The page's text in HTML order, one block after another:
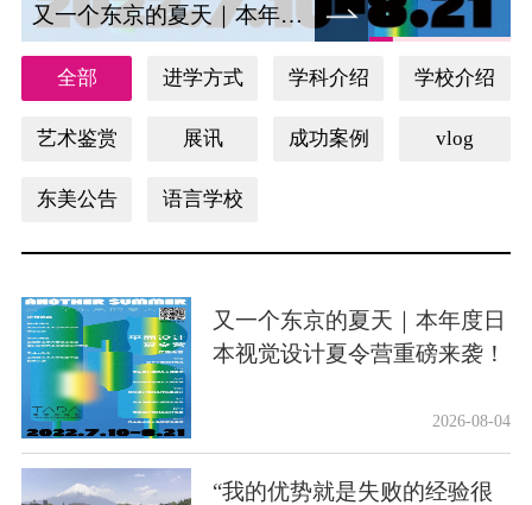
又一个东京的夏天｜本年度日本视觉设计夏令营重磅来袭！
全部 进学方式 学科介绍 学校介绍
艺术鉴赏 展讯 成功案例 vlog
东美公告 语言学校
又一个东京的夏天｜本年度日
本视觉设计夏令营重磅来袭！
2026-08-04
“我的优势就是失败的经验很